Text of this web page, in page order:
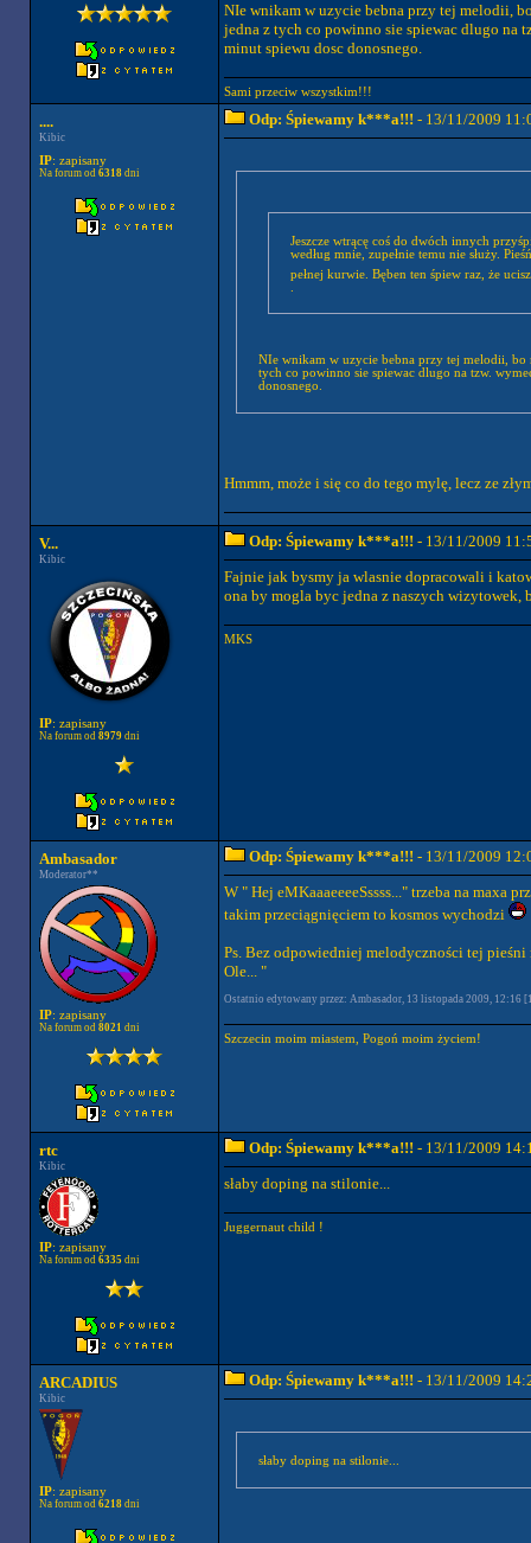
NIe wnikam w uzycie bebna przy tej melodii,
jedna z tych co powinno sie spiewac dlugo na
minut spiewu dosc donosnego.
Sami przeciw wszystkim!!!
....
Kibic
IP: zapisany
Na forum od 6318dni
Odp: Śpiewamy k***a!!! - 13/11/2009
Jeszcze wtrącę coś do dwóch innych
według mnie, zupełnie temu nie służy.
pełnej kurwie. Bęben ten śpiew raz, że
NIe wnikam w uzycie bebna przy tej melodii, bo
tych co powinno sie spiewac dlugo na tzw.
donosnego.
Hmmm, może i się co do tego mylę, lecz ze
V...
Kibic
IP: zapisany
Na forum od 8979dni
Odp: Śpiewamy k***a!!! - 13/11/2009
Fajnie jak bysmy ja wlasnie dopracowali i
ona by mogla byc jedna z naszych wizytowek,
MKS
Ambasador
Moderator**
IP: zapisany
Na forum od 8021 dni
Odp: Śpiewamy k***a!!! - 13/11/2009
W " Hej eMKaaaeeeeSssss..." trzeba na maxa
takim przeciągnięciem to kosmos wychodzi
Ps. Bez odpowiedniej melodyczności tej
Ole... "
Ostatnio edytowany przez: Ambasador, 13 listopada 2009, 12:16
Szczecin moim miastem, Pogoń moim życiem!
rtc
Kibic
IP: zapisany
Na forum od 6335dni
Odp: Śpiewamy k***a!!! - 13/11/2009
słaby doping na stilonie...
Juggernaut child !
ARCADIUS
Kibic
IP: zapisany
Na forum od 6218dni
Odp: Śpiewamy k***a!!! - 13/11/2009
słaby doping na stilonie...